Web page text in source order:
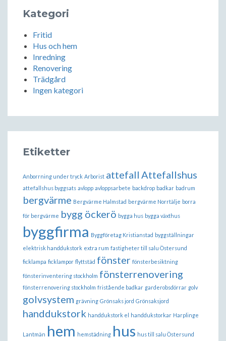
Kategori
Fritid
Hus och hem
Inredning
Renovering
Trädgård
Ingen kategori
Etiketter
Anborrning under tryck Arborist attefall Attefallshus
attefallshus byggsats avlopp avloppsarbete backdrop badkar badrum
bergvärme Bergvärme Halmstad bergvärme Norrtälje borra
för bergvärme bygg öckerö bygga hus bygga växthus
byggfirma Byggföretag Kristianstad byggställningar
elektrisk handdukstork extra rum fastigheter till salu Östersund
ficklampa ficklampor flyttstäd fönster fönsterbesiktning
fönsterinventering stockholm fönsterrenovering
fönsterrenovering stockholm fristående badkar garderobsdörrar golv
golvsystem grävning Grönsaks jord Grönsaksjord
handdukstork handdukstork el handdukstorkar Harplinge
Lantmän hem hemstädning hus hus till salu Östersund